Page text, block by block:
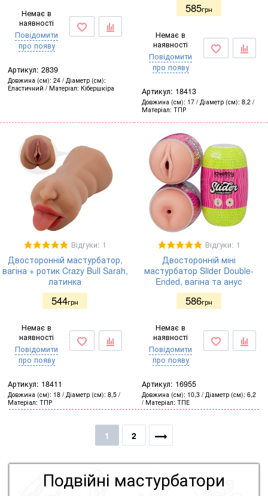
Немає в
наявності
Повідомити
про появу
Артикул: 2839
Довжина (см) 24 Діаметр (см)
Еластичний
Матеріал Кібершкіра
585грн
Немає в
наявності
Повідомити
про появу
Артикул: 18413
Довжина (см) 17 Діаметр (см) 8,2
Матеріал ТПР
Відгуки: 1
Двосторонній мастурбатор,
вагіна + ротик Crazy Bull Sarah,
латинка
544грн
Немає в
наявності
Повідомити
про появу
Артикул: 18411
Довжина (см) 18 Діаметр (см) 8,5
Матеріал ТПР
Відгуки: 1
Двосторонній міні
мастурбатор Slider Double-
Ended, вагіна та анус
586грн
Немає в
наявності
Повідомити
про появу
Артикул: 16955
Довжина (см) 10,3 Діаметр (см) 6,2
Матеріал ТПЕ
1 2
Подвійні мастурбатори